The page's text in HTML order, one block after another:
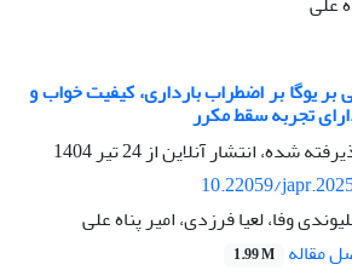
بر یوگا بر اضطراب بارداری، کیفیت خواب و
تجربه سقط مکرر
شده، انتشار آنلاین از24 تیر 1404
10.22059/
وفا، لعیا فرزدی، امیر پناه علی
مقاله 1.99 M